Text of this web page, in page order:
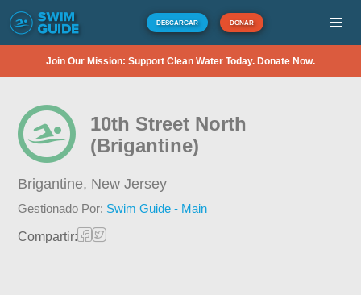
DESCARGAR DONAR
Join Our Mission: Support Clean Water Today. Donate Now.
10th Street North
(Brigantine)
Brigantine, New Jersey
Gestionado Por: Swim Guide - Main
Compartir: